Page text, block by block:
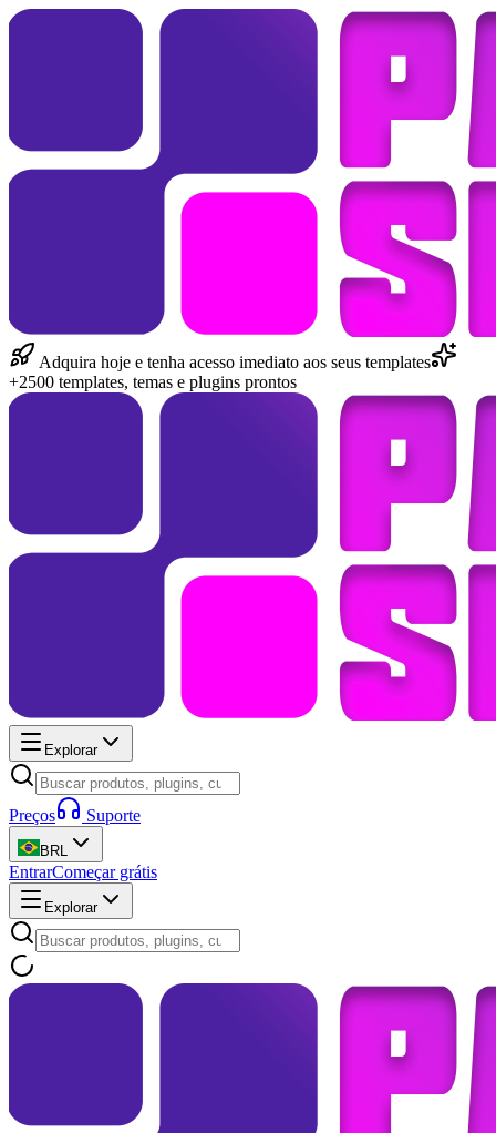
Adquira hoje e tenha acesso imediato aos seus templates
+2500 templates, temas e plugins prontos
Explorar
Preços Suporte
BRL
EntrarComeçar grátis
Explorar